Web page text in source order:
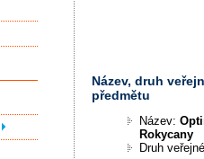
Název, druh
předmětu
Název:
Rokycany
Druh